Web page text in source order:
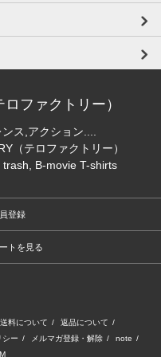
ファクトリー）
ス,アクション....
（テロファクトリー）
B-movie T-shirts
登録
トを見る
料について / 返品について /
シー / メルマガ登録・解除 / note /